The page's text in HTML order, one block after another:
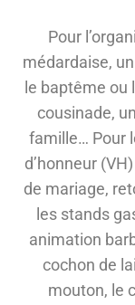
Pour
médardaise,
le baptême
cousinade,
famille… Pour
d’honneur
de mariage,
les stands
animation
cochon de
mouton, le